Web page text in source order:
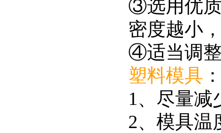
③选用优
密度越小
④适当调
塑料模具
1、尽量减
2、模具温